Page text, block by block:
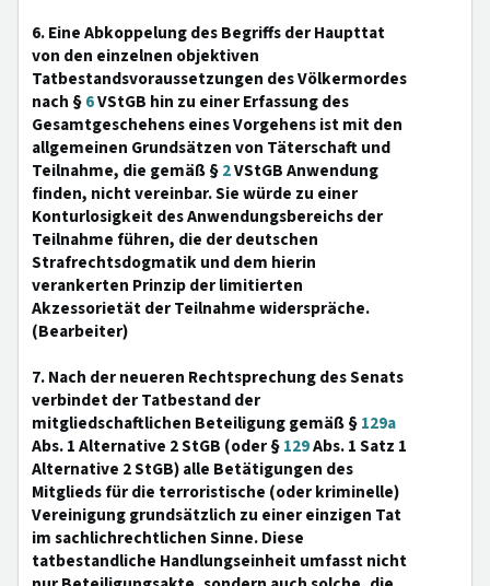
6. Eine Abkoppelung des Begriffs der Haupttat
von den einzelnen objektiven
Tatbestandsvoraussetzungen des Völkermordes
nach §6VStGB hin zu einer Erfassung des
Gesamtgeschehens eines Vorgehens ist mit den
allgemeinen Grundsätzen von Täterschaft und
Teilnahme, die gemäß §2VStGB Anwendung
finden, nicht vereinbar. Sie würde zu einer
Konturlosigkeit des Anwendungsbereichs der
Teilnahme führen, die der deutschen
Strafrechtsdogmatik und dem hierin
verankerten Prinzip der limitierten
Akzessorietät der Teilnahme widerspräche.
(Bearbeiter)
7. Nach der neueren Rechtsprechung des Senats
verbindet der Tatbestand der
mitgliedschaftlichen Beteiligung gemäß §129a
Abs. 1 Alternative 2 StGB (oder §129Abs. 1 Satz 1
Alternative 2 StGB) alle Betätigungen des
Mitglieds für die terroristische (oder kriminelle)
Vereinigung grundsätzlich zu einer einzigen Tat
im sachlichrechtlichen Sinne. Diese
tatbestandliche Handlungseinheit umfasst nicht